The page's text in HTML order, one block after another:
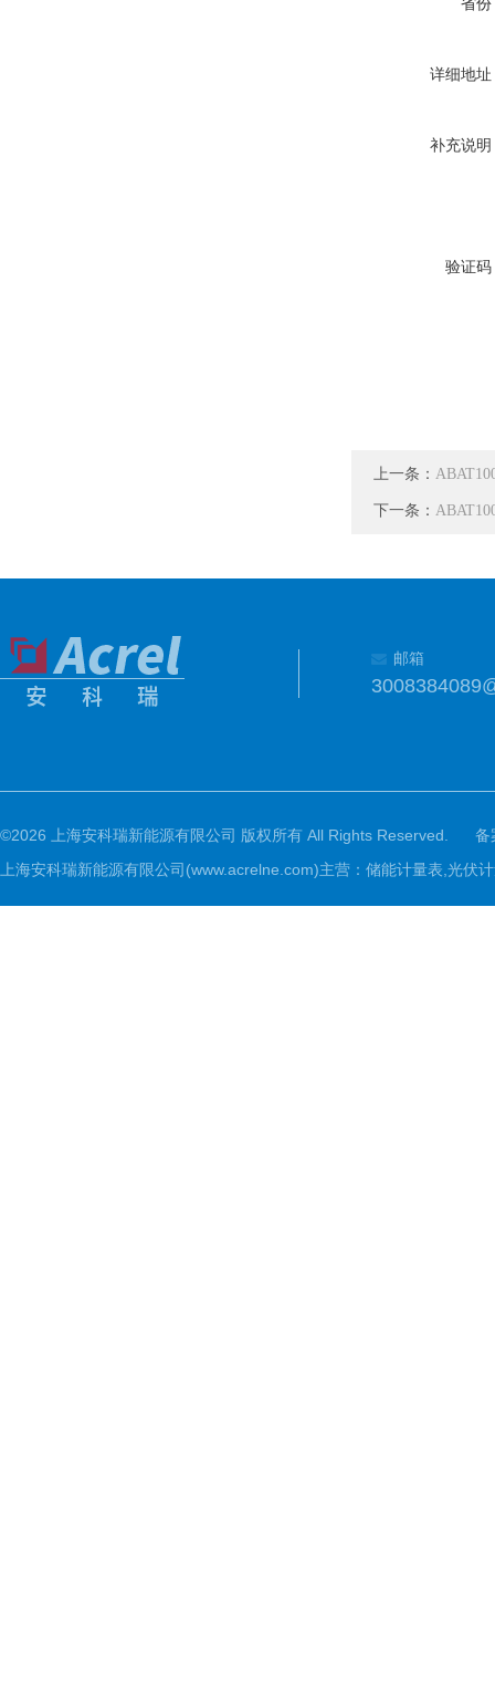
详细地址
补充说明
验证码
上一条：
下一条：
邮箱
©2026 上海安科瑞新能源有限公司 版权所有 All Rights Reserved.
备
上海安科瑞新能源有限公司(www.acrelne.com)主营：储能计量表,光伏